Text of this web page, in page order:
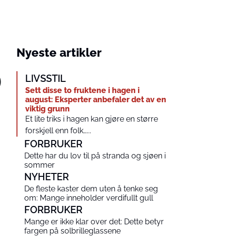
Nyeste artikler
LIVSSTIL
Sett disse to fruktene i hagen i
august: Eksperter anbefaler det av en
viktig grunn
Et lite triks i hagen kan gjøre en større
forskjell enn folk…...
FORBRUKER
Dette har du lov til på stranda og sjøen i
sommer
NYHETER
De fleste kaster dem uten å tenke seg
om: Mange inneholder verdifullt gull
FORBRUKER
Mange er ikke klar over det: Dette betyr
fargen på solbrilleglassene